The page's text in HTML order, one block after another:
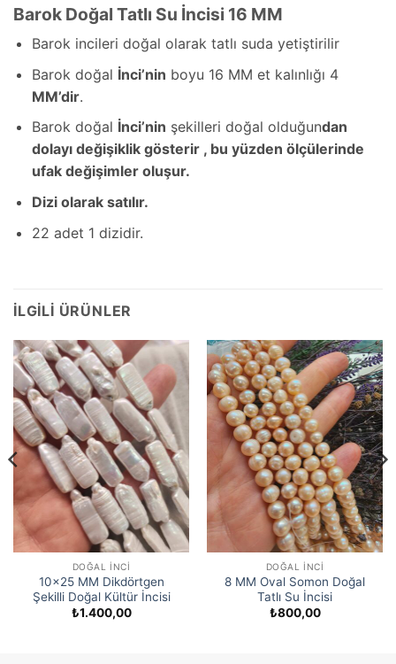
Barok Doğal Tatlı Su İncisi 16 MM
Barok incileri doğal olarak tatlı suda yetiştirilir
Barok doğal İnci’nin boyu 16 MM et kalınlığı 4
MM’dir.
Barok doğal İnci’nin şekilleri doğal olduğundan
dolayı değişiklik gösterir , bu yüzden ölçülerinde
ufak değişimler oluşur.
Dizi olarak satılır.
22 adet 1 dizidir.
İLGILI ÜRÜNLER
DOĞAL İNCI
10×25 MM Dikdörtgen
Şekilli Doğal Kültür İncisi
₺1.400,00
DOĞAL İNCI
8 MM Oval Somon Doğal
Tatlı Su İncisi
₺800,00